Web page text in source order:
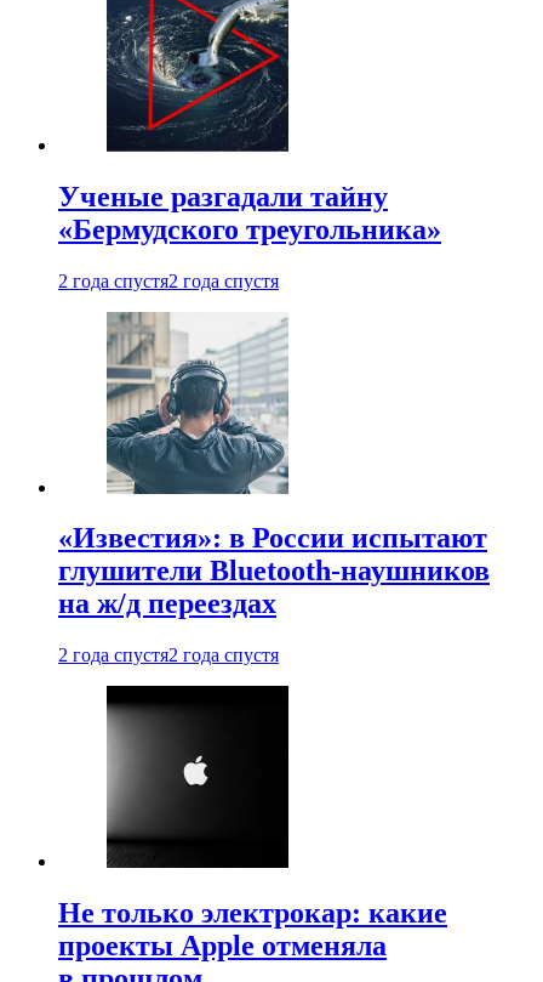
Ученые разгадали тайну
«Бермудского треугольника»
2 года спустя2 года спустя
«Известия»: в России испытают
глушители Bluetooth-наушников
на ж/д переездах
2 года спустя2 года спустя
Не только электрокар: какие
проекты Apple отменяла